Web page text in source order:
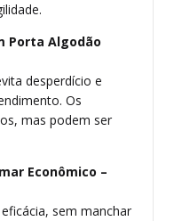
Porta Algodão
desperdício e
Os
mas podem ser
Econômico –
sem manchar